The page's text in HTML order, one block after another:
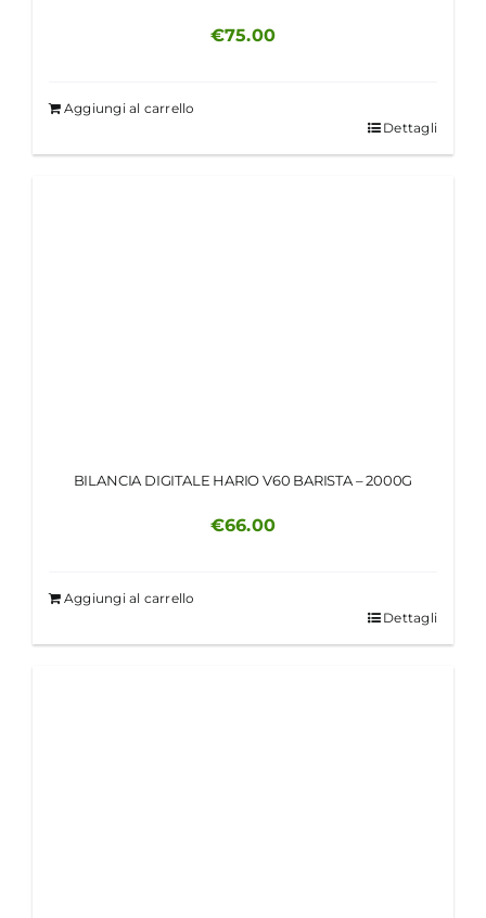
€75.00
Aggiungi al carrello
Dettagli
BILANCIA DIGITALE HARIO V60 BARISTA – 2000G
€66.00
Aggiungi al carrello
Dettagli